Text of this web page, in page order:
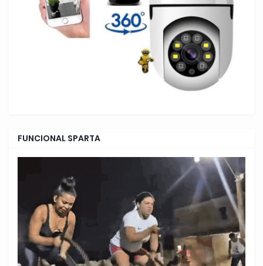
FUNCIONAL SPARTA